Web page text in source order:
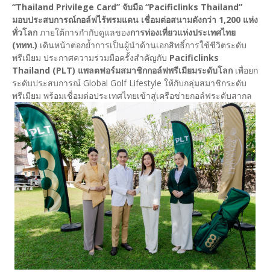
“Thailand Privilege Card” จับมือ “Pacificlinks Thailand”
มอบประสบการณ์กอล์ฟไร้พรมแดน เชื่อมต่อสนามดังกว่า 1,200 แห่ง
ทั่วโลก ภายใต้การกำกับดูแลของการท่องเที่ยวแห่งประเทศไทย
(ททท.) เดินหน้าตอกย้ำการเป็นผู้นำด้านเอกสิทธิ์การใช้ชีวิตระดับ
พรีเมียม ประกาศความร่วมมือครั้งสำคัญกับ Pacificlinks
Thailand (PLT) แพลตฟอร์มสมาชิกกอล์ฟพรีเมียมระดับโลก เพื่อยก
ระดับประสบการณ์ Global Golf Lifestyle ให้กับกลุ่มสมาชิกระดับ
พรีเมียม พร้อมเชื่อมต่อประเทศไทยเข้าสู่เครือข่ายกอล์ฟระดับสากล